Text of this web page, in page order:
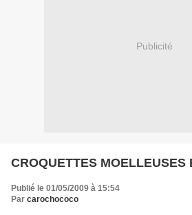
Publicité
CROQUETTES MOELLEUSES
Publié le 01/05/2009 à 15:54
Par carochococo